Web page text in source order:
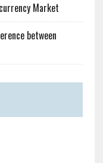
Market
between